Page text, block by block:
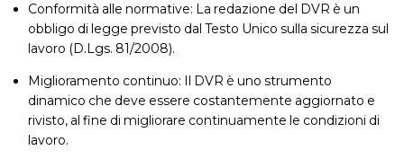
Conformità alle normative: La redazione del DVR è un
obbligo di legge previsto dal Testo Unico sulla sicurezza sul
lavoro (D.Lgs. 81/2008).
Miglioramento continuo: Il DVR è uno strumento
dinamico che deve essere costantemente aggiornato e
rivisto, al fine di migliorare continuamente le condizioni di
lavoro.